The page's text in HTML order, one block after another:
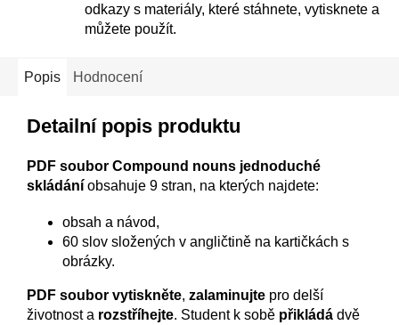
odkazy s materiály, které stáhnete, vytisknete a
můžete použít.
Popis Hodnocení
Detailní popis produktu
PDF soubor Compound nouns jednoduché
skládání obsahuje 9 stran, na kterých najdete:
obsah a návod,
60 slov složených v angličtině na kartičkách s
obrázky.
PDF soubor vytiskněte, zalaminujte pro delší
životnost a rozstříhejte. Student k sobě přikládá dvě